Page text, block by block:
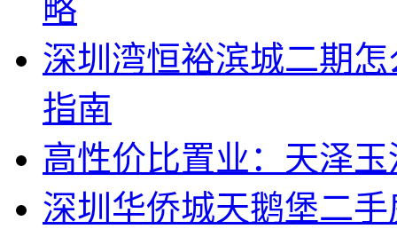
略
深圳湾恒裕滨城二期
指南
高性价比置业：天泽
深圳华侨城天鹅堡二